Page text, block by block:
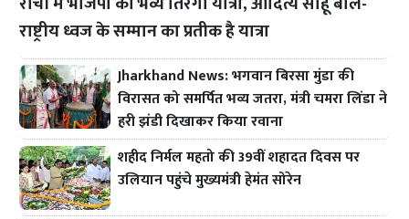
राष्ट्रीय ध्वज के सम्मान का प्रतीक है यात्रा
Jharkhand News: भगवान बिरसा मुंडा की
विरासत को समर्पित भव्य जतरा, मंत्री चमरा लिंडा ने
हरी झंडी दिखाकर किया रवाना
शहीद निर्मल महतो की 39वीं शहादत दिवस पर
उलियान पहुंचे मुख्यमंत्री हेमंत सोरेन